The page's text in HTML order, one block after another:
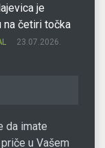
je
na četiri točka
23.07.2026.
da imate
u Vašem